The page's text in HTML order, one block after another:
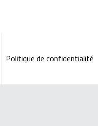
Politique de confidentialité